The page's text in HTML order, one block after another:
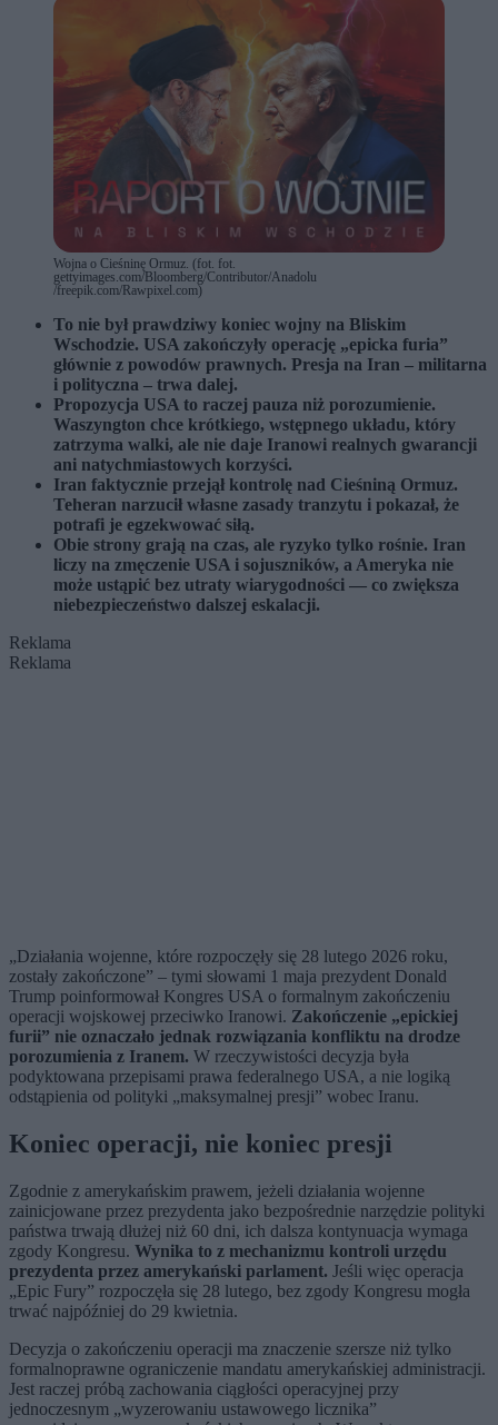
Wojna o Cieśninę Ormuz. (fot. fot.
gettyimages.com/Bloomberg/Contributor/Anadolu
/freepik.com/Rawpixel.com)
To nie był prawdziwy koniec wojny na Bliskim
Wschodzie. USA zakończyły operację „epicka furia”
głównie z powodów prawnych. Presja na Iran – militarna
i polityczna – trwa dalej.
Propozycja USA to raczej pauza niż porozumienie.
Waszyngton chce krótkiego, wstępnego układu, który
zatrzyma walki, ale nie daje Iranowi realnych gwarancji
ani natychmiastowych korzyści.
Iran faktycznie przejął kontrolę nad Cieśniną Ormuz.
Teheran narzucił własne zasady tranzytu i pokazał, że
potrafi je egzekwować siłą.
Obie strony grają na czas, ale ryzyko tylko rośnie. Iran
liczy na zmęczenie USA i sojuszników, a Ameryka nie
może ustąpić bez utraty wiarygodności — co zwiększa
niebezpieczeństwo dalszej eskalacji.
Reklama
Reklama
„Działania wojenne, które rozpoczęły się 28 lutego 2026 roku,
zostały zakończone” – tymi słowami 1 maja prezydent Donald
Trump poinformował Kongres USA o formalnym zakończeniu
operacji wojskowej przeciwko Iranowi. Zakończenie „epickiej
furii” nie oznaczało jednak rozwiązania konfliktu na drodze
porozumienia z Iranem. W rzeczywistości decyzja była
podyktowana przepisami prawa federalnego USA, a nie logiką
odstąpienia od polityki „maksymalnej presji” wobec Iranu.
Koniec operacji, nie koniec presji
Zgodnie z amerykańskim prawem, jeżeli działania wojenne
zainicjowane przez prezydenta jako bezpośrednie narzędzie polityki
państwa trwają dłużej niż 60 dni, ich dalsza kontynuacja wymaga
zgody Kongresu. Wynika to z mechanizmu kontroli urzędu
prezydenta przez amerykański parlament. Jeśli więc operacja
„Epic Fury” rozpoczęła się 28 lutego, bez zgody Kongresu mogła
trwać najpóźniej do 29 kwietnia.
Decyzja o zakończeniu operacji ma znaczenie szersze niż tylko
formalnoprawne ograniczenie mandatu amerykańskiej administracji.
Jest raczej próbą zachowania ciągłości operacyjnej przy
jednoczesnym „wyzerowaniu ustawowego licznika”